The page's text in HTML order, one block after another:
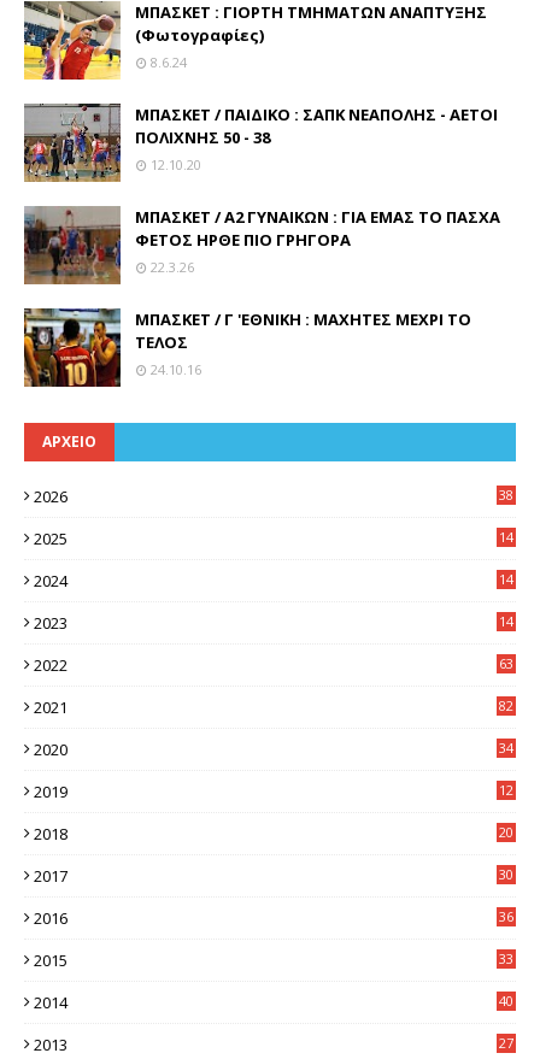
ΜΠΑΣΚΕΤ : ΓΙΟΡΤΗ ΤΜΗΜΑΤΩΝ ΑΝΑΠΤΥΞΗΣ
(Φωτογραφίες)
8.6.24
ΜΠΑΣΚΕΤ / ΠΑΙΔΙΚΟ : ΣΑΠΚ ΝΕΑΠΟΛΗΣ - ΑΕΤΟΙ
ΠΟΛΙΧΝΗΣ 50 - 38
12.10.20
ΜΠΑΣΚΕΤ / Α2 ΓΥΝΑΙΚΩΝ : ΓΙΑ ΕΜΑΣ ΤΟ ΠΑΣΧΑ
ΦΕΤΟΣ ΗΡΘΕ ΠΙΟ ΓΡΗΓΟΡΑ
22.3.26
ΜΠΑΣΚΕΤ / Γ 'ΕΘΝΙΚΗ : ΜΑΧΗΤΕΣ ΜΕΧΡΙ ΤΟ
ΤΕΛΟΣ
24.10.16
ΑΡΧΕΙΟ
2026 38
2025
14
2024
14
2023
14
2022 63
2021 82
2020 34
2019
12
2018
20
2017
30
2016
36
2015
33
2014
40
2013
27